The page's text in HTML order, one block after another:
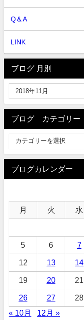
Q＆A
LINK
ブログ 月別
ブログ カテゴリー
ブログカレンダー
月 火 水
5 6 7
12 13 14
19 20 21
26 27 28
« 10月
12月 »